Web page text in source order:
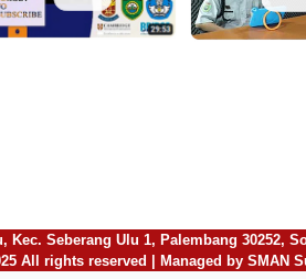
Seberang Ulu 1, Palembang 30252,
All rights reserved | Managed by SMAN